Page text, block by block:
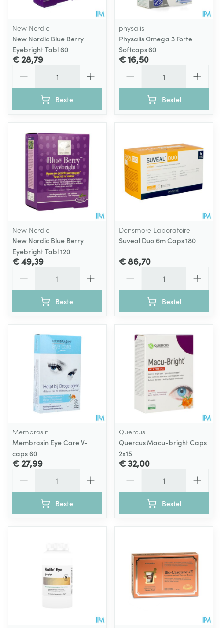
New Nordic
New Nordic Blue Berry
Eyebright Tabl 60
€ 28,79
Bestel
physalis
Physalis Omega 3 Forte
Softcaps 60
€ 16,50
Bestel
New Nordic
New Nordic Blue Berry
Eyebright Tabl 120
€ 49,39
Bestel
Densmore Laboratoire
Suveal Duo 6m Caps 180
€ 86,70
Bestel
Membrasin
Membrasin Eye Care V-
caps 60
€ 27,99
Bestel
Quercus
Quercus Macu-bright Caps
2x15
€ 32,00
Bestel